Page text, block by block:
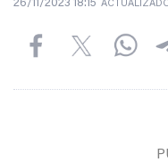
26/11/2023 18:15